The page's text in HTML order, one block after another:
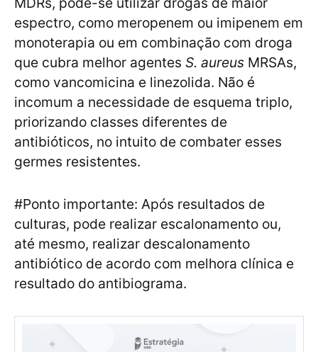
espectro, como meropenem ou imipenem em
monoterapia ou em combinação com droga
que cubra melhor agentes S. aureus MRSAs,
como vancomicina e linezolida. Não é
incomum a necessidade de esquema triplo,
priorizando classes diferentes de
antibióticos, no intuito de combater esses
germes resistentes.
#Ponto importante: Após resultados de
culturas, pode realizar escalonamento ou,
até mesmo, realizar descalonamento
antibiótico de acordo com melhora clínica e
resultado do antibiograma.